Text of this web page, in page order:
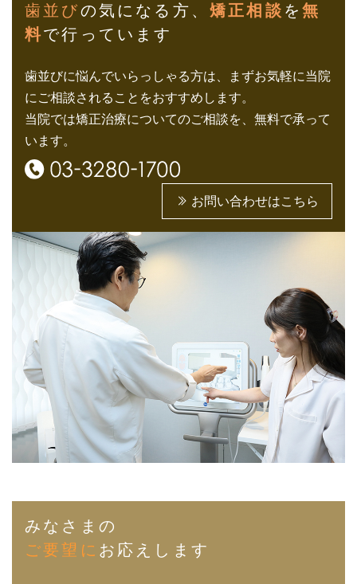
歯並びの気になる方、矯正相談 を無
料で行っています
歯並びに悩んでいらっしゃる方は、まずお気軽に当院
にご相談されることをおすすめします。
当院では矯正治療についてのご相談を、無料で承って
います。
お問い合わせはこちら
みなさまの
ご要望に お応えします